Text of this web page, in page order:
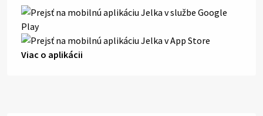
Viac o aplikácii